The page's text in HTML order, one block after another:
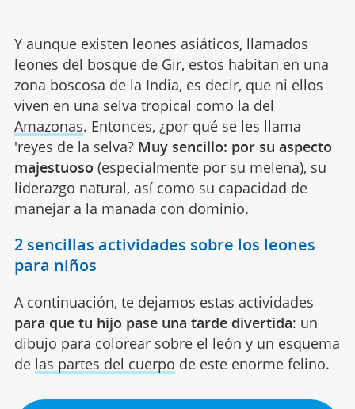
Y aunque existen leones asiáticos, llamados
leones del bosque de Gir, estos habitan en una
zona boscosa de la India, es decir, que ni ellos
viven en una selva tropical como la del
Amazonas. Entonces, ¿por qué se les llama
'reyes de la selva? Muy sencillo: por su aspecto
majestuoso (especialmente por su melena), su
liderazgo natural, así como su capacidad de
manejar a la manada con dominio.
2 sencillas actividades sobre los leones
para niños
A continuación, te dejamos estas actividades
para que tu hijo pase una tarde divertida: un
dibujo para colorear sobre el león y un esquema
de las partes del cuerpo de este enorme felino.